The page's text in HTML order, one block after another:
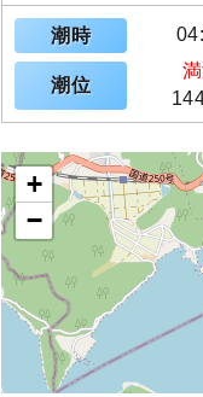
潮時
潮位
+
−